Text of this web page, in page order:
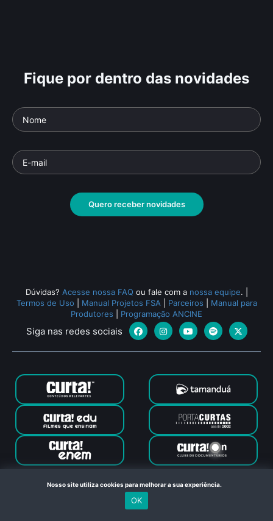
Fique por dentro das novidades
Quero receber novidades
Dúvidas? Acesse nossa FAQ ou fale com a nossa equipe.
Termos de Uso
Manual Projetos FSA Parceiros
Manual para
Produtores
Programação ANCINE
Siga nas redes sociais
Canal Curta © 2024. Todos os direitos reservados. Feito com
no Rio de Janeiro
Nosso site utiliza cookies para melhorar a sua experiência.
OK